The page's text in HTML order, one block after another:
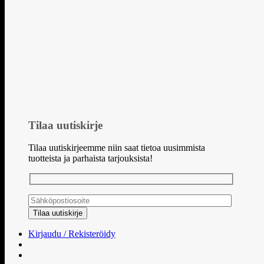
Tilaa uutiskirje
Tilaa uutiskirjeemme niin saat tietoa uusimmista
tuotteista ja parhaista tarjouksista!
Kirjaudu / Rekisteröidy